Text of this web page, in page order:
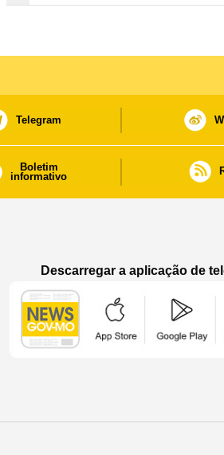
consolidar consensos e promover
Telegram
Boletim
informativo
Descarregar a aplicação de